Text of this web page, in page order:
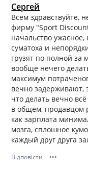
Сергей
Всем здравствуйте,
фирму "Sport
начальство ужасное,
суматоха и
грузят по полной
вообще нечего
максимум
вечно задерживают,
что делать вечно
в общем, продавцом
как зарплата
мозга, сплошное
каждый друг друга
Відповісти •••